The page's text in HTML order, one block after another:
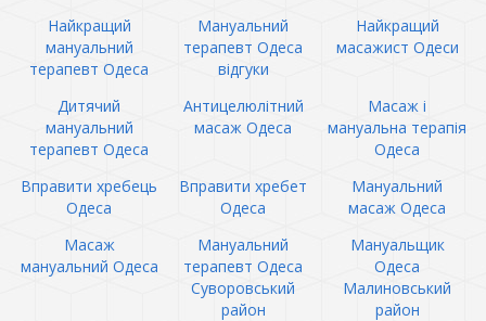
Найкращий
мануальний
терапевт Одеса
Мануальний
терапевт Одеса
відгуки
Найкращий
масажист Одеси
Дитячий
мануальний
терапевт Одеса
Антицелюлітний
масаж Одеса
Масаж і
мануальна терапія
Одеса
Вправити хребець
Одеса
Вправити хребет
Одеса
Мануальний
масаж Одеса
Масаж
мануальний Одеса
Мануальний
терапевт Одеса
Суворовський
район
Мануальщик
Одеса
Малиновський
район